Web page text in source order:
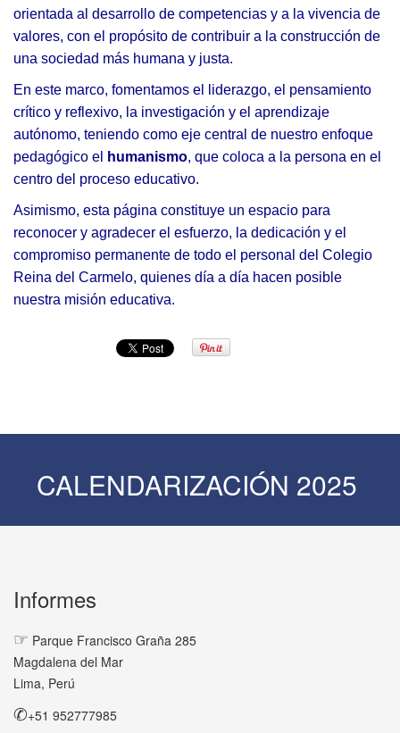
orientada al desarrollo de competencias y a la vivencia de
valores, con el propósito de contribuir a la construcción de
una sociedad más humana y justa.
En este marco, fomentamos el liderazgo, el pensamiento
crítico y reflexivo, la investigación y el aprendizaje
autónomo, teniendo como eje central de nuestro enfoque
pedagógico el
humanismo, que coloca a la persona en el
centro del proceso educativo.
Asimismo, esta página constituye un espacio para
reconocer y agradecer el esfuerzo, la dedicación y el
compromiso permanente de todo el personal del Colegio
Reina del Carmelo, quienes día a día hacen posible
nuestra misión educativa.
CALENDARIZACIÓN 2025
Informes
☞ Parque Francisco Graña 285
Magdalena del Mar
Lima, Perú
✆+51 952777985